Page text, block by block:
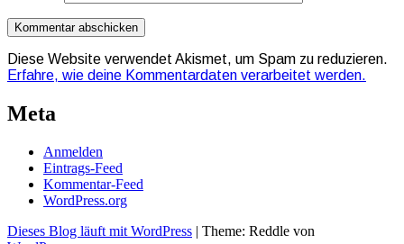
Diese Website verwendet Akismet, um Spam zu reduzieren.
Erfahre, wie deine Kommentardaten verarbeitet werden.
Meta
Anmelden
Eintrags-Feed
Kommentar-Feed
WordPress.org
Dieses Blog läuft mit WordPress | Theme: Reddle von